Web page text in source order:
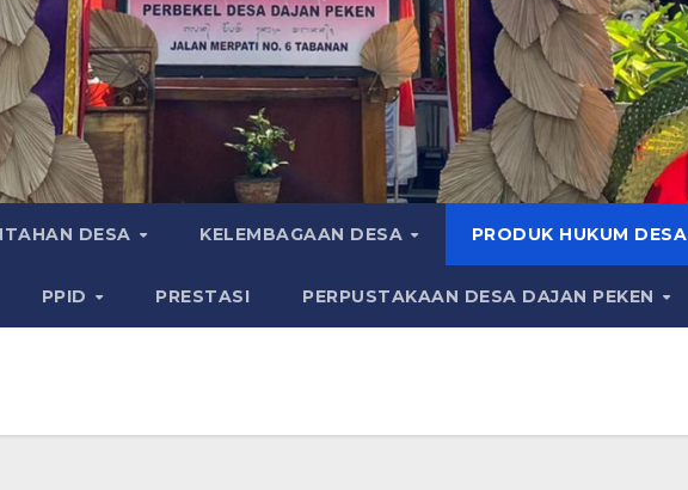
DESA KELEMBAGAAN DESA PRODUK HUKUM DESA
PPID PRESTASI PERPUSTAKAAN DESA DAJAN PEKEN